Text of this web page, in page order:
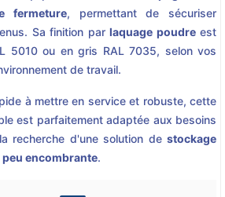
fermeture, permettant de sécuriser
Sa finition par laquage poudreest
5010 ou en gris RAL 7035, selon vos
de travail.
à mettre en service et robuste, cette
est parfaitement adaptée aux besoins
recherche d'une solution de stockage
encombrante.